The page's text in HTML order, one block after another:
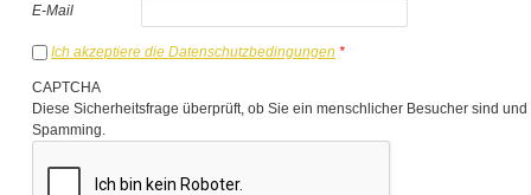
E-Mail
Ich akzeptiere die Datenschutzbedingungen *
CAPTCHA
Diese Sicherheitsfrage überprüft, ob Sie ein menschlicher Besucher sind
Spamming.